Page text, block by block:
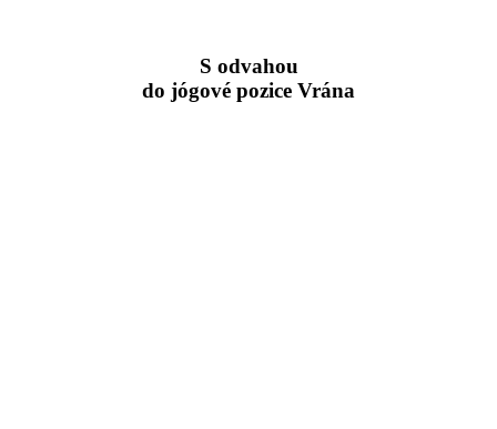
S odvahou
do jógové pozice Vrána